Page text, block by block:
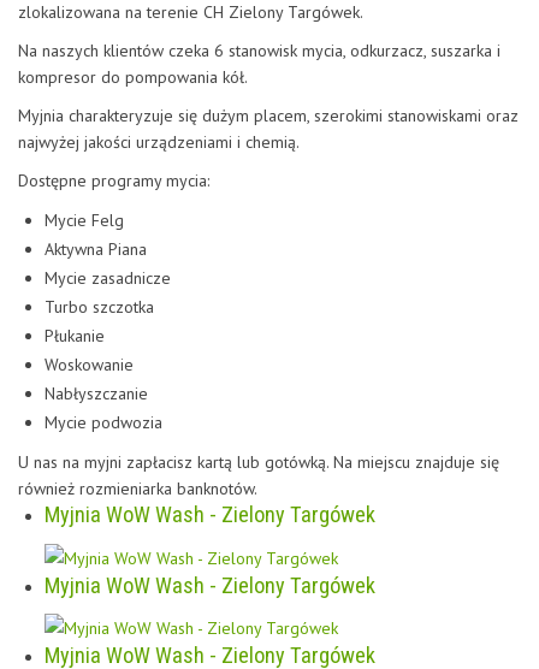
zlokalizowana na terenie CH Zielony Targówek.
Na naszych klientów czeka 6 stanowisk mycia, odkurzacz, suszarka i
kompresor do pompowania kół.
Myjnia charakteryzuje się dużym placem, szerokimi stanowiskami oraz
najwyżej jakości urządzeniami i chemią.
Dostępne programy mycia:
Mycie Felg
Aktywna Piana
Mycie zasadnicze
Turbo szczotka
Płukanie
Woskowanie
Nabłyszczanie
Mycie podwozia
U nas na myjni zapłacisz kartą lub gotówką. Na miejscu znajduje się
również rozmieniarka banknotów.
Myjnia WoW Wash - Zielony Targówek
Myjnia WoW Wash - Zielony Targówek
Myjnia WoW Wash - Zielony Targówek